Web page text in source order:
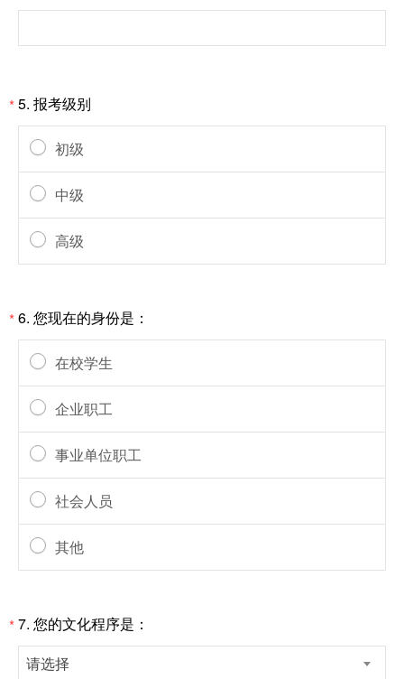
*5. 报考级别
初级
中级
高级
*6. 您现在的身份是：
在校学生
企业职工
事业单位职工
社会人员
其他
*7. 您的文化程序是：
请选择